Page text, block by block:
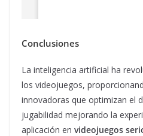
Conclusiones
La inteligencia artificial ha
los videojuegos,
innovadoras que optimizan el
jugabilidad mejorando la
aplicación en videojuegos